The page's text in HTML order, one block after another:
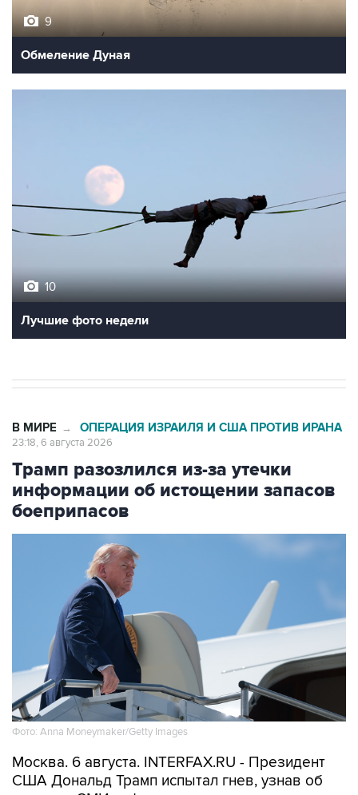
9
Обмеление Дуная
10
Лучшие фото недели
В МИРЕ → ОПЕРАЦИЯ ИЗРАИЛЯ И США ПРОТИВ ИРАНА
23:18, 6 августа 2026
Трамп разозлился из-за утечки
информации об истощении запасов
боеприпасов
Фото: Anna Moneymaker/Getty Images
Москва. 6 августа. INTERFAX.RU - Президент
США Дональд Трамп испытал гнев, узнав об